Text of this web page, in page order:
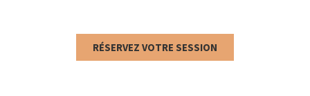
RÉSERVEZ VOTRE SESSION